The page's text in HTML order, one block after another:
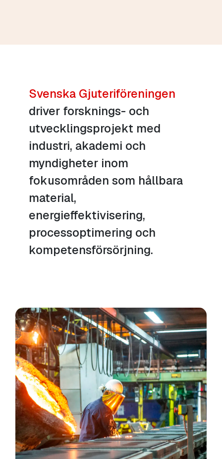
Svenska Gjuteriföreningen
driver forsknings- och
utvecklingsprojekt med
industri, akademi och
myndigheter inom
fokusområden som hållbara
material,
energieffektivisering,
processoptimering och
kompetensförsörjning.